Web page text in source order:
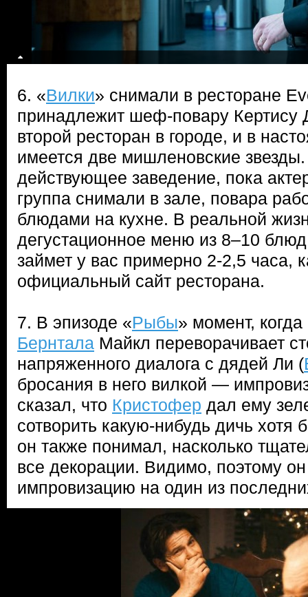
6. «Вилки» снимали в ресторане
принадлежит шеф-повару
второй ресторан в городе, и в
имеется две мишленовские звезды.
действующее заведение, пока
группа снимали в зале, повара
блюдами на кухне. В реальной
дегустационное меню из 8–10
займет у вас примерно 2-2,5 часа,
официальный сайт ресторана.
7. В эпизоде «Рыбы» момент,
Бернтала Майкл переворачивает
напряженного диалога с дядей Ли (
бросания в него вилкой —
сказал, что Кристофер дал ему
сотворить какую-нибудь дичь
он также понимал, насколько
все декорации. Видимо, поэтому
импровизацию на один из